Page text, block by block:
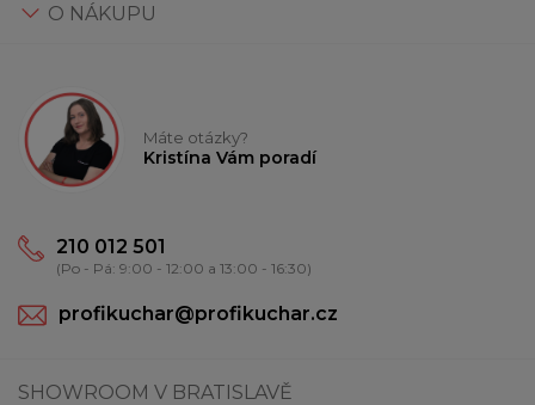
O NÁKUPU
Máte otázky?
Kristína Vám poradí
210 012 501
(Po - Pá: 9:00 - 12:00 a 13:00 - 16:30)
profikuchar@profikuchar.cz
SHOWROOM V BRATISLAVĚ